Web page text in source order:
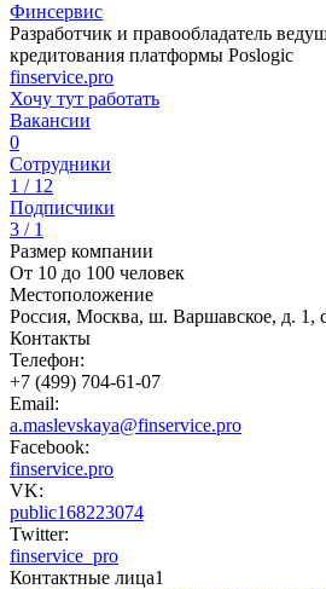
Финсервис
Разработчик и правообладатель
кредитования платформы Poslogic
finservice.pro
Хочу тут работать
Вакансии
0
Сотрудники
1 / 12
Подписчики
3 / 1
Размер компании
От 10 до 100 человек
Местоположение
Россия, Москва, ш. Варшавское, д. 1,
Контакты
Телефон:
+7 (499) 704-61-07
Email:
a.maslevskaya@finservice.pro
Facebook:
finservice.pro
VK:
public168223074
Twitter:
finservice_pro
Контактные лица1